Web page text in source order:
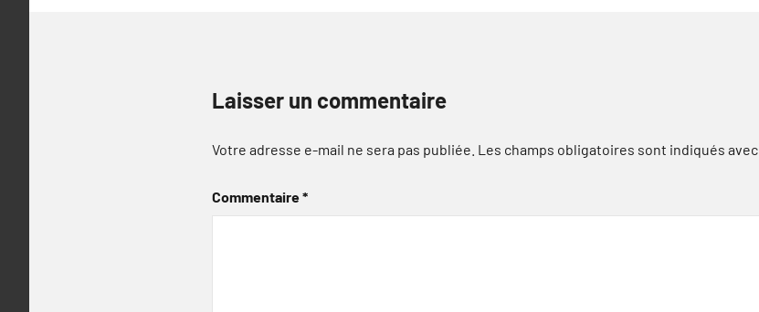
Laisser un commentaire
Votre adresse e-mail ne sera pas publiée. Les champs obligatoires sont indiqués avec
Commentaire*